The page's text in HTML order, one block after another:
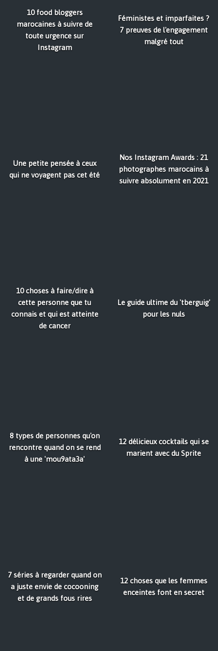
10 food bloggers
marocaines à suivre de
toute urgence sur
Instagram
Féministes et imparfaites ?
7 preuves de l'engagement
malgré tout
Une petite pensée à ceux
qui ne voyagent pas cet été
Nos Instagram Awards : 21
photographes marocains à
suivre absolument en 2021
10 choses à faire/dire à
cette personne que tu
connais et qui est atteinte
de cancer
Le guide ultime du 'tberguig'
pour les nuls
8 types de personnes qu'on
rencontre quand on se rend
à une 'mou9ata3a'
12 délicieux cocktails qui se
marient avec du Sprite
7 séries à regarder quand on
a juste envie de cocooning
et de grands fous rires
12 choses que les femmes
enceintes font en secret